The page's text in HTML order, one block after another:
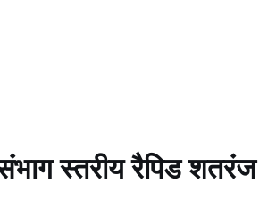
स्तरीय रैपिड शतरंज